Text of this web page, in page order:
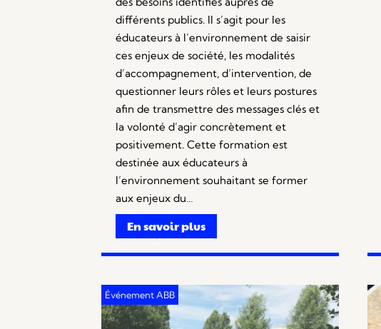
différents publics. Il s’agit pour les
éducateurs à l’environnement de saisir
ces enjeux de société, les modalités
d’accompagnement, d’intervention, de
questionner leurs rôles et leurs postures
afin de transmettre des messages clés et
la volonté d’agir concrètement et
positivement. Cette formation est
destinée aux éducateurs à
l’environnement souhaitant se former
aux enjeux du…
En savoir plus